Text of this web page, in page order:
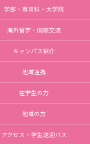
学部・専攻科・大学院
海外留学・国際交流
キャンパス紹介
地域連携
在学生の方
地域の方
アクセス・学生送迎バス